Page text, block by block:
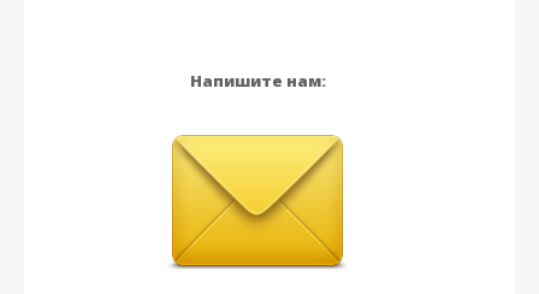
Напишите нам: